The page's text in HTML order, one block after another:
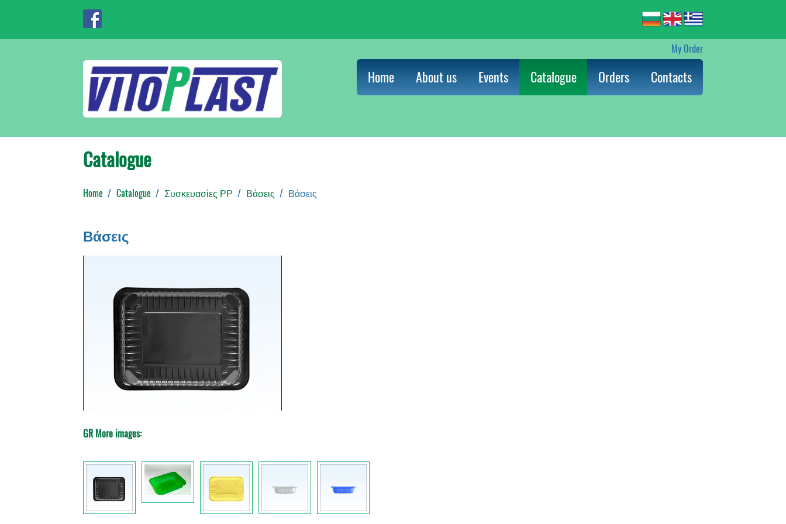
My Order
Home About us Events Catalogue Orders Contacts
Catalogue
Home Catalogue Συσκευασίες ΡΡ Βάσεις Βάσεις
Βάσεις
GR More images: